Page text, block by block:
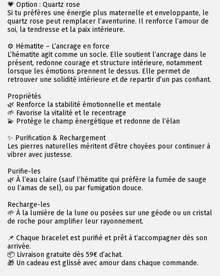
💗 Option : Quartz rose
Si tu préfères une énergie plus maternelle et enveloppante, le
quartz rose peut remplacer l’aventurine. Il renforce l’amour de
soi, la tendresse et la paix intérieure.
⚙ Hématite – L’ancrage en force
L’hématite agit comme un socle. Elle soutient l’ancrage dans le
présent, redonne courage et structure intérieure, notamment
lorsque les émotions prennent le dessus. Elle permet de
retrouver une solidité intérieure et de repartir d’un pas confiant.
Propriétés
🌿 Renforce la stabilité émotionnelle et mentale
🌱 Favorise la vitalité et le recentrage
💫 Protège le champ énergétique et redonne de l’élan
✨ Purification & Rechargement
Les pierres naturelles méritent d’être choyées pour continuer à
vibrer avec justesse.
Purifie-les
🌿 À l’eau claire (sauf l’hématite qui préfère la fumée de sauge
ou l’amas de sel), ou par fumigation douce.
Recharge-les
🌱 À la lumière de la lune ou posées sur une géode ou un cristal
de roche pour amplifier leur rayonnement.
📌 Chaque bracelet est purifié et prêt à t’accompagner dès son
arrivée.
📦 Livraison gratuite dès 59€ d’achat.
🎁 Un cadeau est glissé avec amour dans chaque commande.